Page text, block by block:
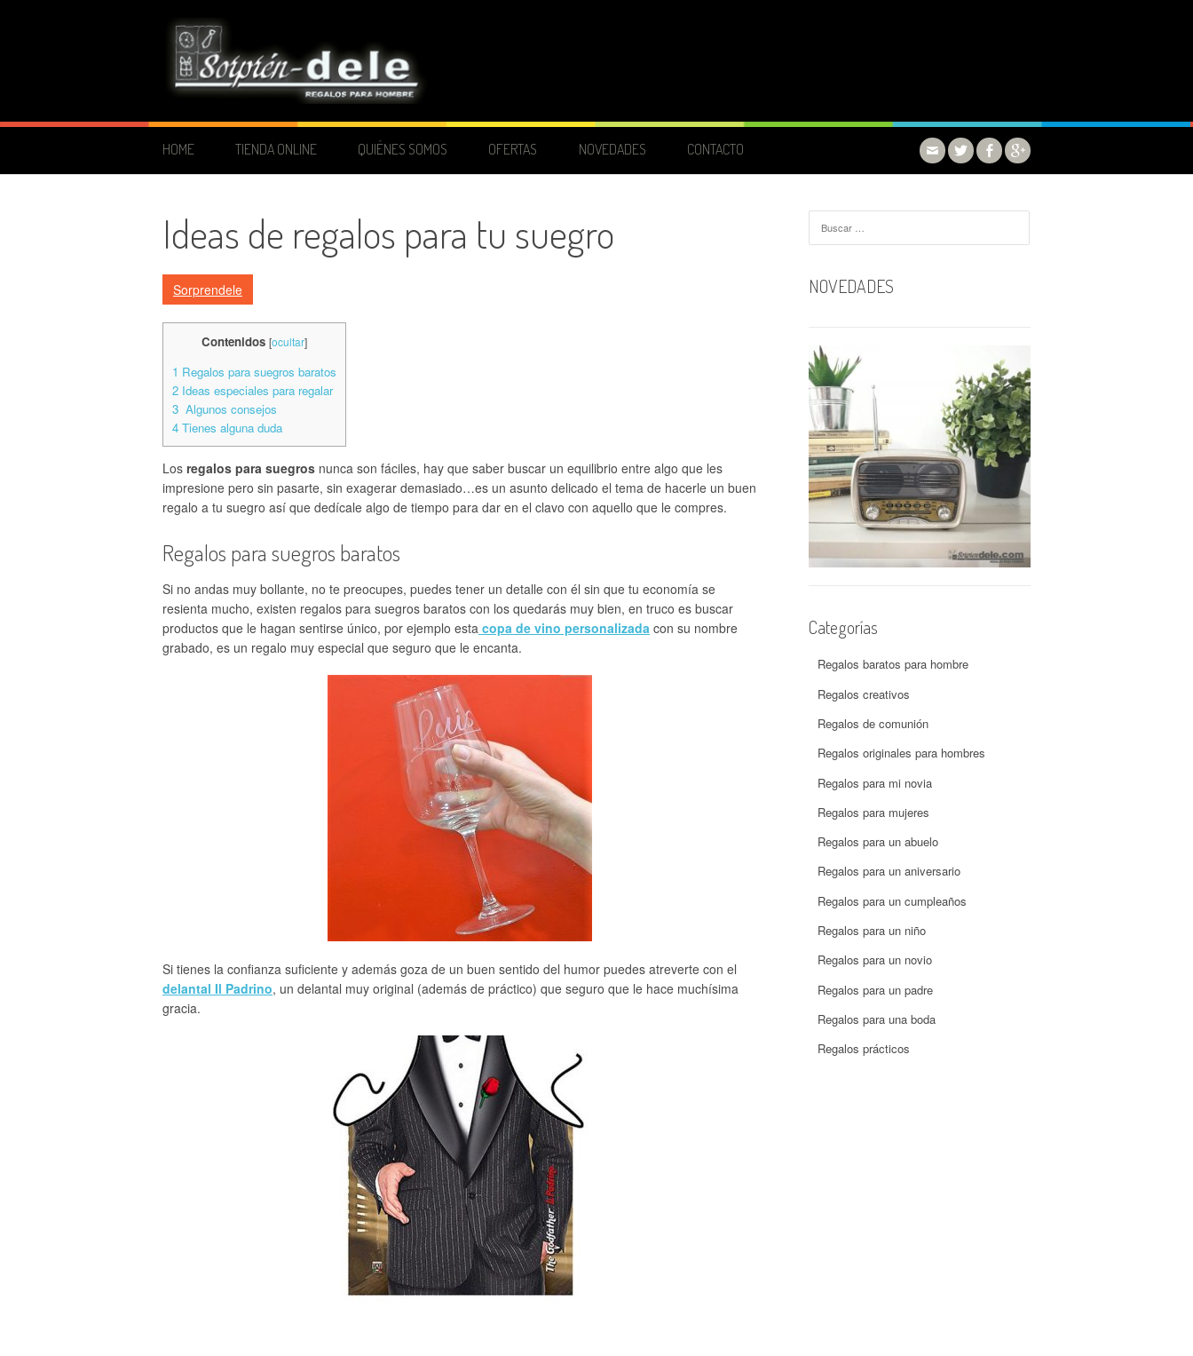
HOME TIENDA ONLINE QUIÉNES SOMOS OFERTAS NOVEDADES CONTACTO
Ideas de regalos para tu suegro
Sorprendele
Contenidos [ocultar]
1 Regalos para suegros baratos
2 Ideas especiales para regalar
3 Algunos consejos
4 Tienes alguna duda
Los regalos para suegros nunca son fáciles, hay que saber buscar un equilibrio entre algo que les
impresione pero sin pasarte, sin exagerar demasiado…es un asunto delicado el tema de hacerle un buen
regalo a tu suegro así que dedícale algo de tiempo para dar en el clavo con aquello que le compres.
Regalos para suegros baratos
Si no andas muy bollante, no te preocupes, puedes tener un detalle con él sin que tu economía se
resienta mucho, existen regalos para suegros baratos con los quedarás muy bien, en truco es buscar
productos que le hagan sentirse único, por ejemplo esta copa de vino personalizada con su nombre
grabado, es un regalo muy especial que seguro que le encanta.
Si tienes la confianza suficiente y además goza de un buen sentido del humor puedes atreverte con el
delantal Il Padrino, un delantal muy original (además de práctico) que seguro que le hace muchísima
gracia.
NOVEDADES
Categorías
Regalos baratos para hombre
Regalos creativos
Regalos de comunión
Regalos originales para hombres
Regalos para mi novia
Regalos para mujeres
Regalos para un abuelo
Regalos para un aniversario
Regalos para un cumpleaños
Regalos para un niño
Regalos para un novio
Regalos para un padre
Regalos para una boda
Regalos prácticos